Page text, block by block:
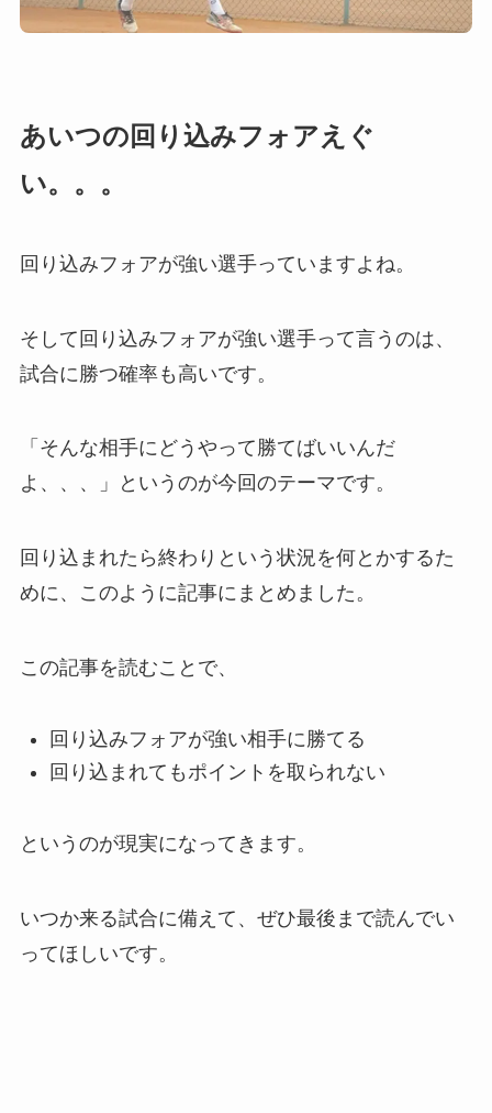
あいつの回り込みフォアえぐ
い。。。
回り込みフォアが強い選手っていますよね。
そして回り込みフォアが強い選手って言うのは、
試合に勝つ確率も高いです。
「そんな相手にどうやって勝てばいいんだ
よ、、、」というのが今回のテーマです。
回り込まれたら終わりという状況を何とかするた
めに、このように記事にまとめました。
この記事を読むことで、
回り込みフォアが強い相手に勝てる
回り込まれてもポイントを取られない
というのが現実になってきます。
いつか来る試合に備えて、ぜひ最後まで読んでい
ってほしいです。